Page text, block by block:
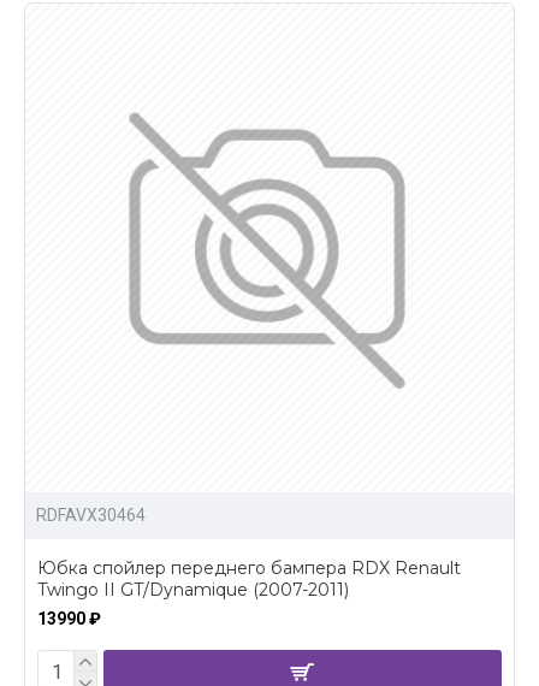
RDFAVX30464
Юбка спойлер переднего бампера RDX Renault
Twingo II GT/Dynamique (2007-2011)
13990 ₽